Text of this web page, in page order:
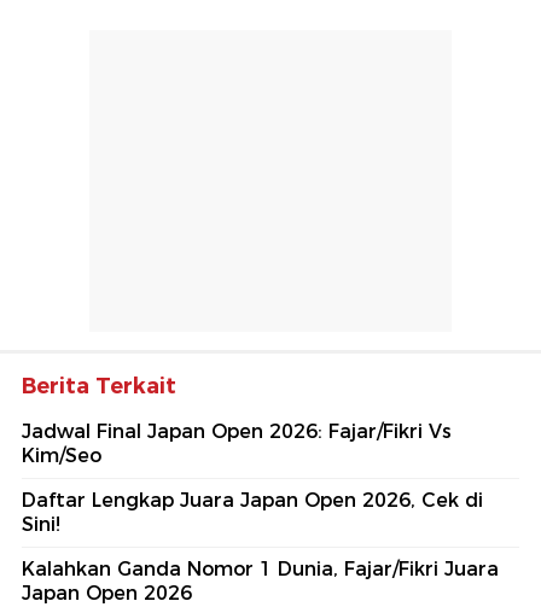
Berita Terkait
Jadwal Final Japan Open 2026: Fajar/Fikri Vs
Kim/Seo
Daftar Lengkap Juara Japan Open 2026, Cek di
Sini!
Kalahkan Ganda Nomor 1 Dunia, Fajar/Fikri Juara
Japan Open 2026